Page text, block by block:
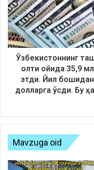
Ўзбекистоннинг
олти ойида 35,9
этди. Йил
долларга ўсди. Бу
Mavzuga oid